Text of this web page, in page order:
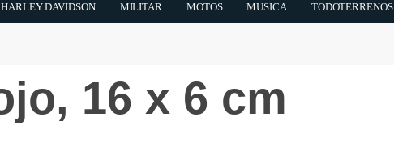
HARLEY DAVIDSON MILITAR MOTOS MUSICA TODOTERRENOS
16 x 6 cm